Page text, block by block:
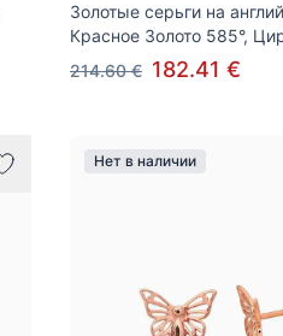
Золотые серьги на
Красное Золото 585°,
214.60 € 182.41 €
Нет в наличии